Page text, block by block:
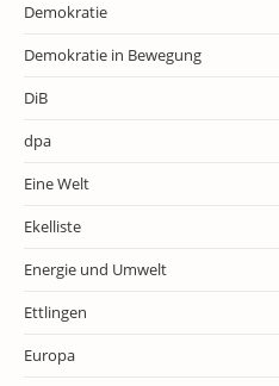
Demokratie
Demokratie in Bewegung
DiB
dpa
Eine Welt
Ekelliste
Energie und Umwelt
Ettlingen
Europa